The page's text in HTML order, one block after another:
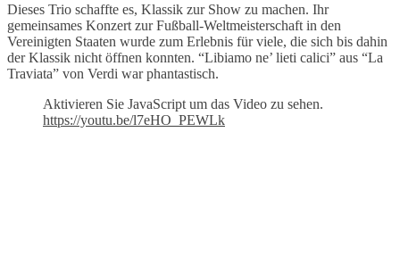
Dieses Trio schaffte es, Klassik zur Show zu machen. Ihr
gemeinsames Konzert zur Fußball-Weltmeisterschaft in den
Vereinigten Staaten wurde zum Erlebnis für viele, die sich bis dahin
der Klassik nicht öffnen konnten. “Libiamo ne’ lieti calici” aus “La
Traviata” von Verdi war phantastisch.
Aktivieren Sie JavaScript um das Video zu sehen.
https://youtu.be/l7eHO_PEWLk